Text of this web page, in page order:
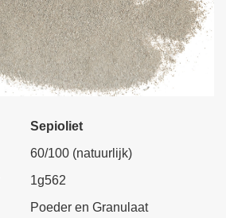
Sepioliet
60/100 (natuurlijk)
1g562
Poeder en Granulaat